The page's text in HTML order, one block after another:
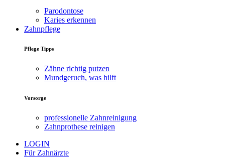
Parodontose
Karies erkennen
Zahnpflege
Pflege Tipps
Zähne richtig putzen
Mundgeruch, was hilft
Vorsorge
professionelle Zahnreinigung
Zahnprothese reinigen
LOGIN
Für Zahnärzte